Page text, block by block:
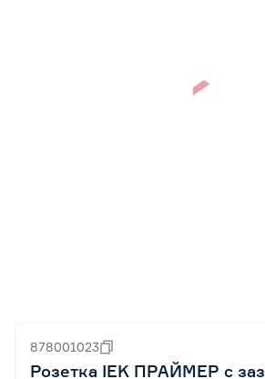
878001023
Розетка IEK ПРАЙМЕР с